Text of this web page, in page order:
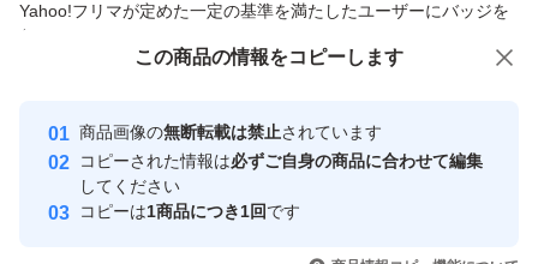
【同梱値引可能】
梱値引したセット品にて出品致します。（その間、元製品
は一時出品停止します。）
各商品のご質問よりご連絡ください。
Yahoo!フリマが定めた一定の基準を満たしたユーザーにバッジを
付与しています
安心取引出品者
心・安全なユーザーです
取引実績
引を完了させた実績があります
この商品の情報をコピーします
商品画像の無断転載は禁止されています
コピーされた情報は必ずご自身の商品に合わせて編集
してください
コピーは1商品につき1回です
この商品をみている人にオススメ